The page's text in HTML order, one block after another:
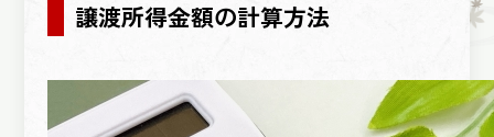
譲渡所得金額の計算方法